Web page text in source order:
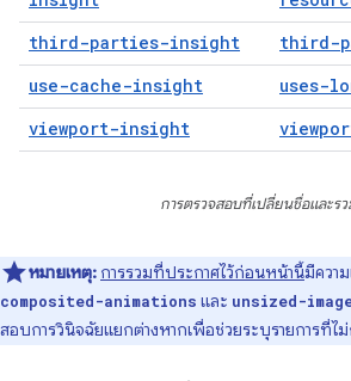
third-parties-insight
third-
use-cache-insight
uses-
viewport-insight
การตรวจสอบที่เปลี่ยนชื่อและร
หมายเหตุ: การรวมที่ประกาศไว้ก่อนหน้านี้มีควา
composited-animations และ unsized-
สอบการวินิจฉัยแยกต่างหากเพื่อช่วยระบุรายการที่ไ